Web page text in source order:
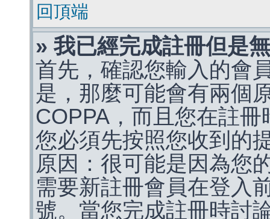
回頂端
» 我已經完成註冊但是
首先，確認您輸入的會
是，那麼可能會有兩個
COPPA，而且您在註
您必須先按照您收到的
原因：很可能是因為您
需要新註冊會員在登入
號。當您完成註冊時討